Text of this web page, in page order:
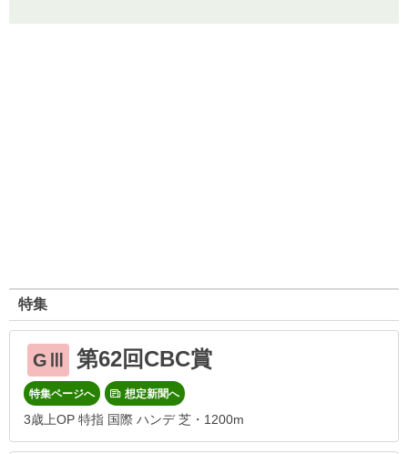
特集
GⅢ 第62回CBC賞
特集ページへ 想定新聞へ
3歳上OP 特指 国際 ハンデ 芝・1200m